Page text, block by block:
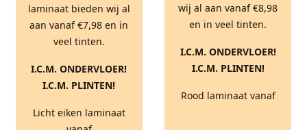
laminaat bieden wij al
aan vanaf €7,98 en in
veel tinten.
I.C.M. ONDERVLOER!
I.C.M. PLINTEN!
Licht eiken laminaat
wij al aan vanaf €8,98
en in veel tinten.
I.C.M. ONDERVLOER!
I.C.M. PLINTEN!
Rood laminaat vanaf